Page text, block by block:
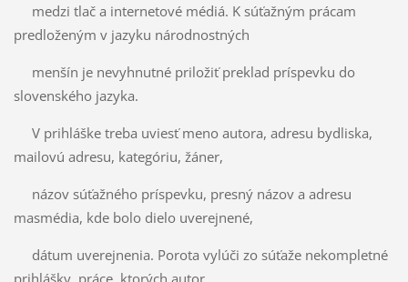
medzi tlač a internetové médiá. K súťažným prácam
predloženým v jazyku národnostných
menšín je nevyhnutné priložiť preklad príspevku do
slovenského jazyka.
V prihláške treba uviesť meno autora, adresu bydliska,
mailovú adresu, kategóriu, žáner,
názov súťažného príspevku, presný názov a adresu
masmédia, kde bolo dielo uverejnené,
dátum uverejnenia. Porota vylúči zo súťaže nekompletné
prihlášky, práce, ktorých autor